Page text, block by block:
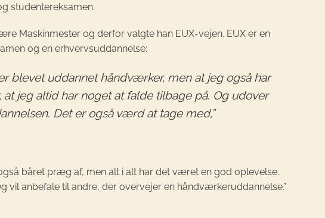
studentereksamen.
Maskinmester og derfor valgte han EUX-vejen. EUX er en
og en erhvervsuddannelse:
blevet uddannet håndværker, men at jeg også har
jeg altid har noget at falde tilbage på. Og udover
Det er også værd at tage med,”
båret præg af, men alt i alt har det været en god oplevelse.
vil anbefale til andre, der overvejer en håndværkeruddannelse.”